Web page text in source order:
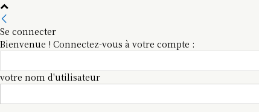
Se connecter
Bienvenue ! Connectez-vous à votre compte :
votre nom d'utilisateur